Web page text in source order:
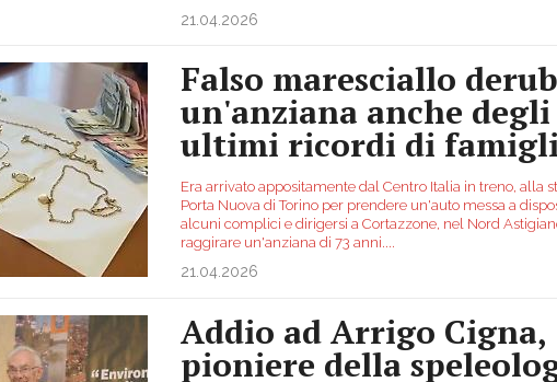
21.04.2026
Falso maresciallo
un'anziana anche degli
ultimi ricordi di
Era arrivato appositamente dal Centro Italia in treno, alla
Porta Nuova di Torino per prendere un'auto messa a
alcuni complici e dirigersi a Cortazzone, nel Nord
raggirare un'anziana di 73 anni.
21.04.2026
Addio ad Arrigo Cigna,
pioniere della